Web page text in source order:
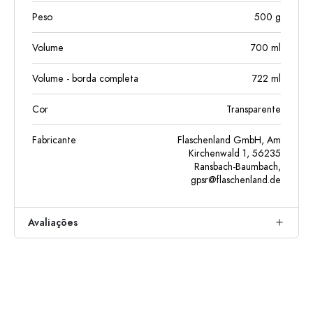
Peso 500 g
Volume 700 ml
Volume - borda completa 722 ml
Cor Transparente
Fabricante
Flaschenland GmbH, Am
Kirchenwald 1, 56235
Ransbach-Baumbach,
gpsr@flaschenland.de
Avaliações